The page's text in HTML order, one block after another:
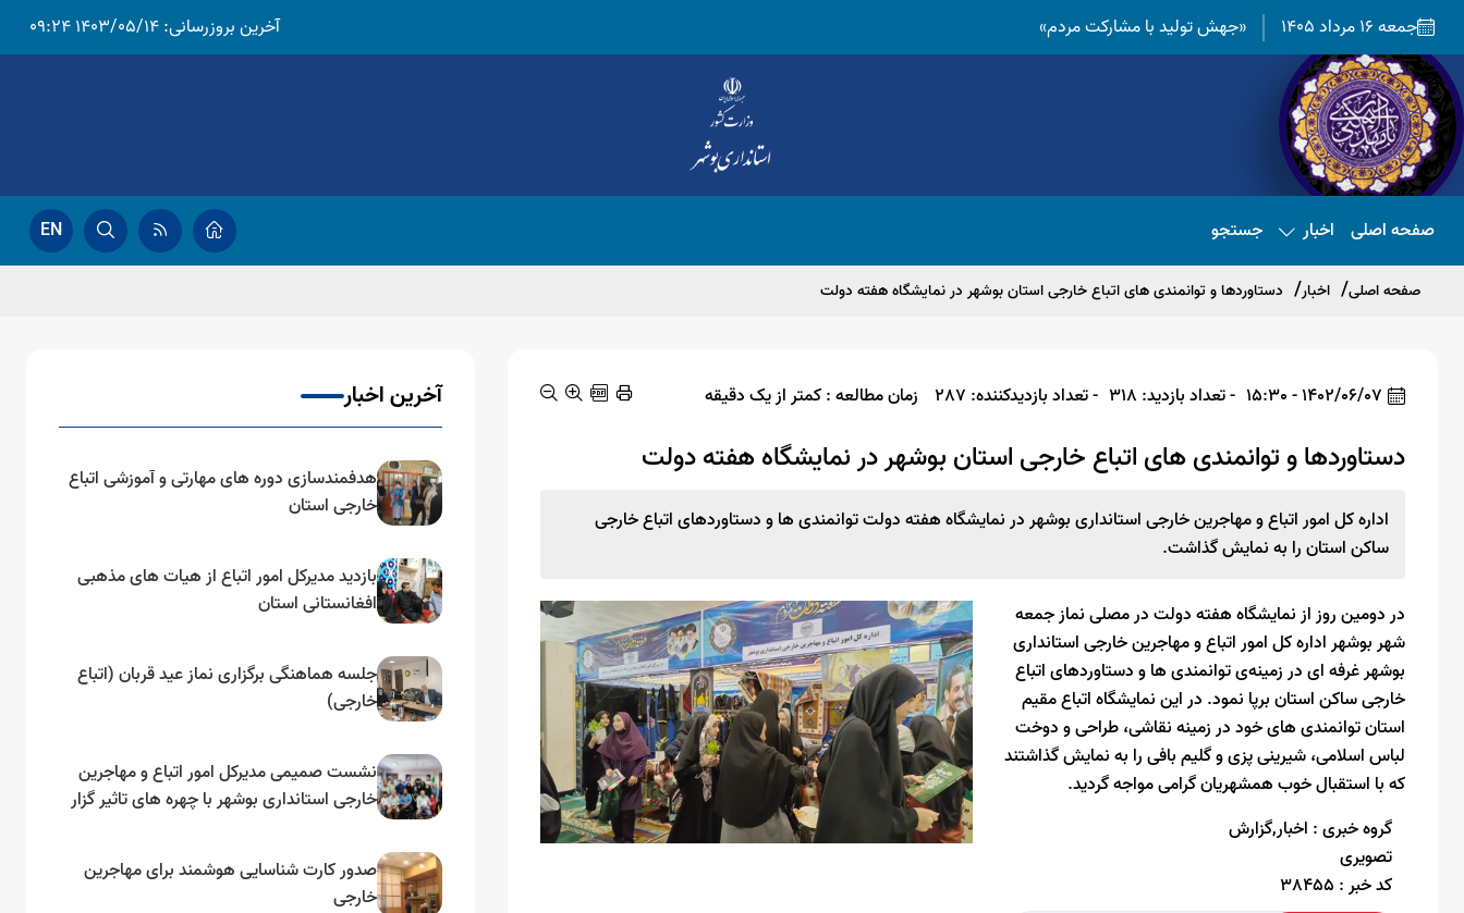
جمعه 16 مرداد 1405 «جهش تولید با مشارکت مردم» آخرین بروزرسانی:1403/05/14 09:24
صفحه اصلی اخبار جستجو EN
صفحه اصلی اخبار دستاوردها و توانمندی های اتباع خارجی استان بوشهر در نمایشگاه هفته دولت
1402/06/07 - 15:30 - تعداد بازدید: 318 - تعداد بازدیدکننده: 287 زمان مطالعه : کمتر از یک دقیقه
دستاوردها و توانمندی های اتباع خارجی استان بوشهر در نمایشگاه هفته دولت
اداره کل امور اتباع و مهاجرین خارجی استانداری بوشهر در نمایشگاه هفته دولت توانمندی ها و دستاوردهای اتباع خارجی
ساکن استان را به نمایش گذاشت.
در دومین روز از نمایشگاه هفته دولت در مصلی نماز جمعه
شهر بوشهر اداره کل امور اتباع و مهاجرین خارجی استانداری
بوشهر غرفه ای در زمینه‌ی توانمندی ها و دستاوردهای اتباع
خارجی ساکن استان برپا نمود. در این نمایشگاه اتباع مقیم
استان توانمندی های خود در زمینه نقاشی، طراحی و دوخت
لباس اسلامی، شیرینی پزی و گلیم بافی را به نمایش گذاشتند
که با استقبال خوب همشهریان گرامی مواجه گردید.
گروه خبری : اخبار,گزارش
تصویری
کد خبر : 38455
آخرین اخبار
هدفمندسازی دوره های مهارتی و آموزشی اتباع
خارجی استان
بازدید مدیرکل امور اتباع از هیات های مذهبی
افغانستانی استان
جلسه هماهنگی برگزاری نماز عید قربان (اتباع
خارجی)
نشست صمیمی مدیرکل امور اتباع و مهاجرین
خارجی استانداری بوشهر با چهره های تاثیر گزار
صدور کارت شناسایی هوشمند برای مهاجرین
خارجی